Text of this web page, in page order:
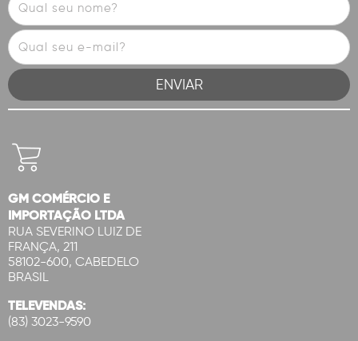
GM COMÉRCIO E
IMPORTAÇÃO LTDA
RUA SEVERINO LUIZ DE
FRANÇA, 211
58102-600, CABEDELO
BRASIL
TELEVENDAS:
(83) 3023-9590